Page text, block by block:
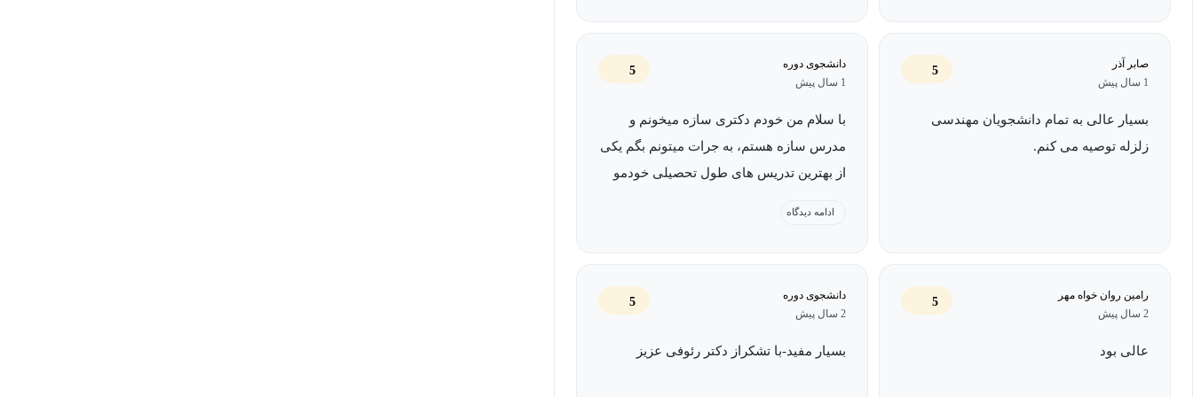
می‌توانند از مبحث این دوره برای موفقیت در آزمون و مصاحبه دکترا استفاده کنند. برخی از مباحث دوره
ممکن است برای مهندسان تازه‌کار که نیاز به دانستن مباحث علمی و نحوه محاسبه و طراحی دارند نیز مفید
باشد.
در پایان دوره آموزش رایگان دینامیک سازه‌ها چه مهارت‌هایی کسب خواهید کرد؟
در پایان این دوره کسب خواهید کرد، طراحی سیستم‌های چند درجه آزادی و نحوه مقاوم‌سازی سازه‌ها در برابر
صابر آذر
1 سال پیش
5
بسیار عالی به تمام دانشجویان مهندسی
زلزله توصیه می کنم.
دانشجوی دوره
1 سال پیش
5
با سلام من خودم دکتری سازه میخونم و
مدرس سازه هستم، به جرات میتونم بگم یکی
از بهترین تدریس های طول تحصیلی خودمو
ادامه دیدگاه
رامین روان خواه مهر
2 سال پیش
5
عالی بود
دانشجوی دوره
2 سال پیش
5
بسیار مفید-با تشکراز دکتر رئوفی عزیز